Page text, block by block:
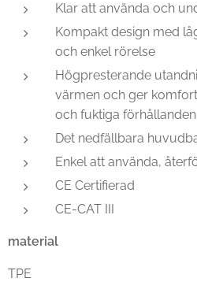
Klar att använda och
Kompakt design med
och enkel rörelse
Högpresterande
värmen och ger
och fuktiga förhållanden
Det nedfällbara
Enkel att använda,
CE Certifierad
CE-CAT III
material
TPE